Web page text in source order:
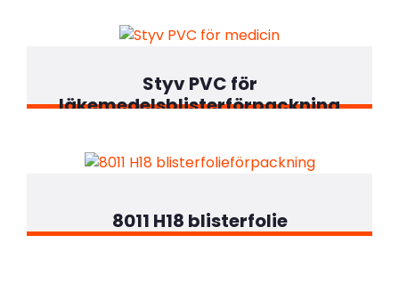
Styv PVC för
läkemedelsblisterförpackning
8011 H18 blisterfolie